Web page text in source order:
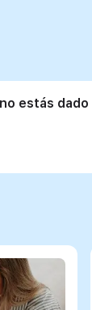
estás